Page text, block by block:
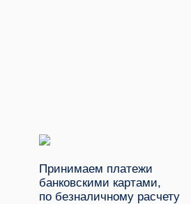
Принимаем платежи
банковскими картами,
по безналичному расчету